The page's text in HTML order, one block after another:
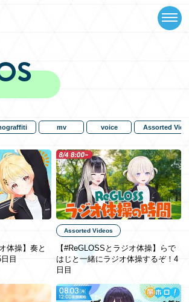
ABOUT
TALENT
SCHEDULE
EVENTS
VIDEOS
MUSIC
MERCH
SPECIAL
日本語
mv voice Assorted
体操】奏と
目
Assorted Videos
【#ReGLOSSとラジオ体操】らで
はじと一緒にラジオ体操するぞ！4
日目